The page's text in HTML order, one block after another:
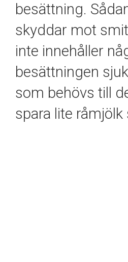
besättning.
skyddar mot
inte innehåller
besättningen
som behövs till
spara lite råmjölk